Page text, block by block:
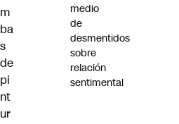
m
ba
s
de
pi
nt
ur
medio
de
desmentidos
sobre
relación
sentimental